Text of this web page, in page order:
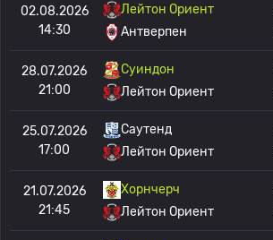
02.08.2026
14:30
Лейтон Ориент
Антверпен
28.07.2026
21:00
Суиндон
Лейтон Ориент
25.07.2026
17:00
Саутенд
Лейтон Ориент
21.07.2026
21:45
Хорнчерч
Лейтон Ориент